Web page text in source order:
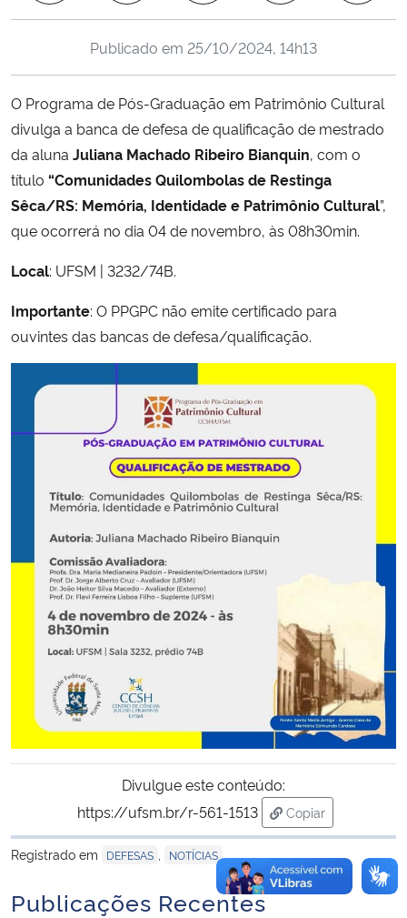
Ministério de Minas e Energia
Ministério da Ciência, Tecnologia, Inovações e Comunicações
Ministério do Meio Ambiente
Ministério do Desenvolvimento Regional
Ministério da Mulher, da Família e dos Direitos Humanos
Secretaria-Geral
Secretaria de Governo
Gabinete de Segurança Institucional
Advocacia-Geral da União
Publicado em 25/10/2024, 14h13
O Programa de Pós-Graduação em Patrimônio Cultural
divulga a banca de defesa de qualificação de mestrado
da aluna Juliana Machado Ribeiro Bianquin, com o
título “Comunidades Quilombolas de Restinga
Sêca/RS: Memória, Identidade e Patrimônio Cultural”,
que ocorrerá no dia 04 de novembro, às 08h30min.
Local: UFSM | 3232/74B.
Importante: O PPGPC não emite certificado para
ouvintes das bancas de defesa/qualificação.
Divulgue este conteúdo:
https://ufsm.br/r-561-1513
Copiar
para área de
Registrado em
DEFESAS NOTÍCIAS
Publicações Recentes